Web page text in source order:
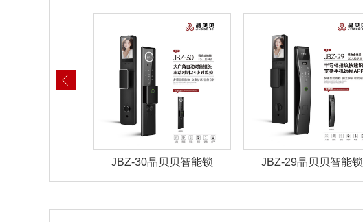
JBZ-29晶贝贝智能锁 JBZ-28晶贝贝智能锁